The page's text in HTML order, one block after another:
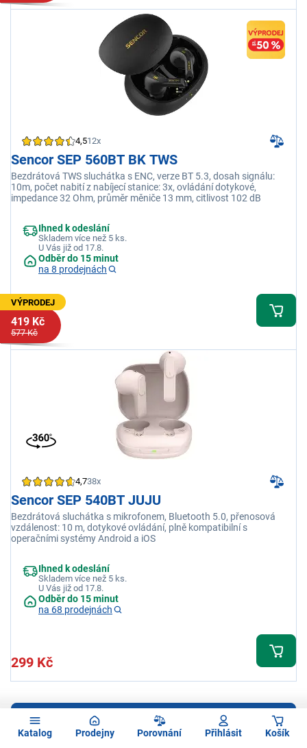
Katalog Prodejny Porovnání Přihlásit Košík
4,512x
Sencor SEP 560BT BK TWS
Bezdrátová TWS sluchátka s ENC, verze BT 5.3, dosah signálu:
10m, počet nabití z nabíjecí stanice: 3x, ovládání dotykové,
impedance 32 Ohm, průměr měniče 13 mm, citlivost 102 dB
Ihned k odeslání
Skladem více než 5 ks.
U Vás již od 17.8.
Odběr do 15 minut
na 8 prodejnách
VÝPRODEJ
419 Kč
577 Kč
4,738x
Sencor SEP 540BT JUJU
Bezdrátová sluchátka s mikrofonem, Bluetooth 5.0, přenosová
vzdálenost: 10 m, dotykové ovládání, plně kompatibilní s
operačními systémy Android a iOS
Ihned k odeslání
Skladem více než 5 ks.
U Vás již od 17.8.
Odběr do 15 minut
na 68 prodejnách
299 Kč
Zobrazit dalších 24